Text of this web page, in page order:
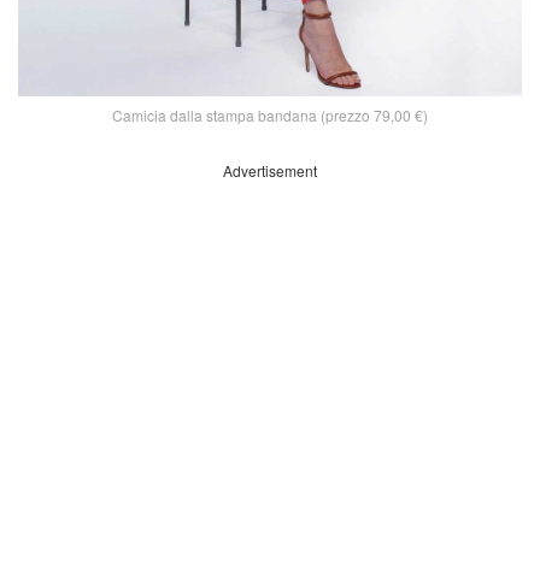
Camicia dalla stampa bandana (prezzo 79,00 €)
Advertisement